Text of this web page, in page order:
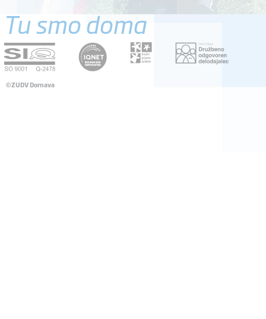
Tu smo doma
©ZUDV Dornava